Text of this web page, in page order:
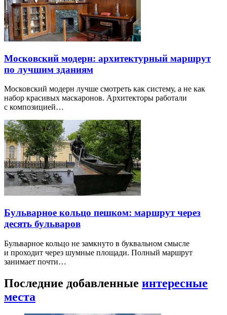
Московский модерн: архитектурный маршрут
по лучшим зданиям
Московский модерн лучше смотреть как систему, а не как
набор красивых маскаронов. Архитекторы работали
с композицией…
Бульварное кольцо пешком: маршрут через
десять бульваров
Бульварное кольцо не замкнуто в буквальном смысле
и проходит через шумные площади. Полный маршрут
занимает почти…
Последние добавленные интересные
места